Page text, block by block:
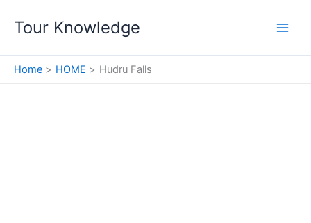
Tour Knowledge
Home HOME Hudru Falls